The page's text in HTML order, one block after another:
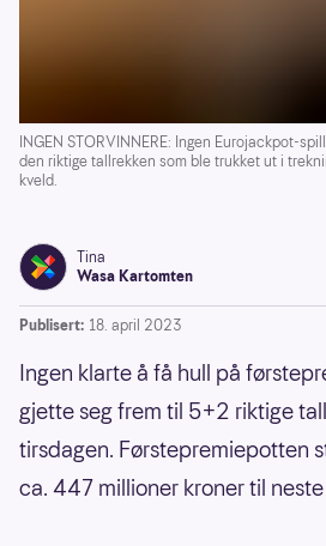
INGEN STORVINNERE: Ingen Eurojackpot-
den riktige tallrekken som ble trukket ut i
kveld.
Tina
Wasa Kartomten
Publisert: 18. april 2023
Ingen klarte å få hull på
gjette seg frem til 5+2 riktige
tirsdagen. Førstepremiepotten
ca. 447 millioner kroner til